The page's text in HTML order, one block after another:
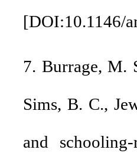
[DOI:10.1146/
7. Burrage, M.
Sims, B. C.,
and